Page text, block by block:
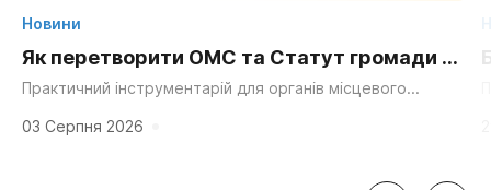
Новини
Як перетворити ОМС та Статут громади на
суперсилу для згуртування та єдності?
Практичний інструментарій для органів місцевого
мешканців. «Мальовнича природа», «працьовиті люди»,
«багата історія» та «вигідне...
03 Серпня 2026